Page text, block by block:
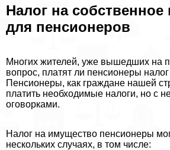
Налог на
для пенсионеров
Многих жителей, уже вышедших на
вопрос, платят ли пенсионеры
Пенсионеры, как граждане нашей
платить необходимые налоги, но с
оговорками.
Налог на имущество пенсионеры
нескольких случаях, в том числе: